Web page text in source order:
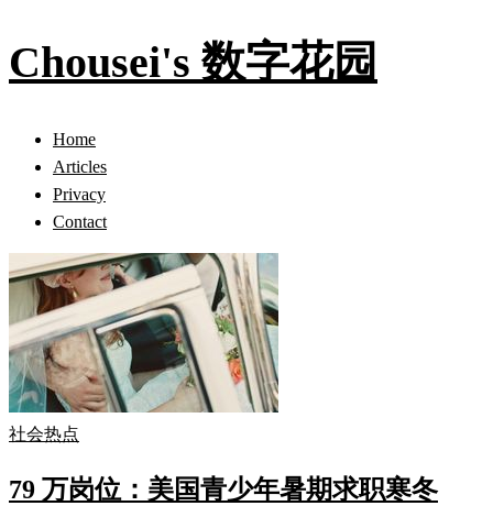
Chousei's 数字花园
Home
Articles
Privacy
Contact
社会热点
79 万岗位：美国青少年暑期求职寒冬